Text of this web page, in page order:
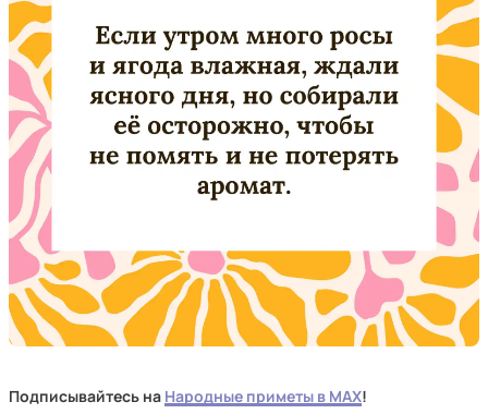
Подписывайтесь на Народные приметы в MAX!